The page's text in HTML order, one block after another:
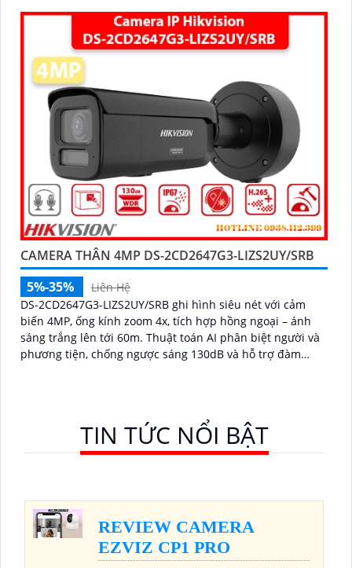
CAMERA THÂN 4MP DS-2CD2647G3-LIZS2UY/SRB
5%-35%
Liên Hệ
DS-2CD2647G3-LIZS2UY/SRB ghi hình siêu nét với cảm
biến 4MP, ống kính zoom 4x, tích hợp hồng ngoại – ánh
sáng trắng lên tới 60m. Thuật toán AI phân biệt người và
phương tiện, chống ngược sáng 130dB và hỗ trợ đàm
TIN TỨC NỔI BẬT
REVIEW CAMERA
EZVIZ CP1 PRO